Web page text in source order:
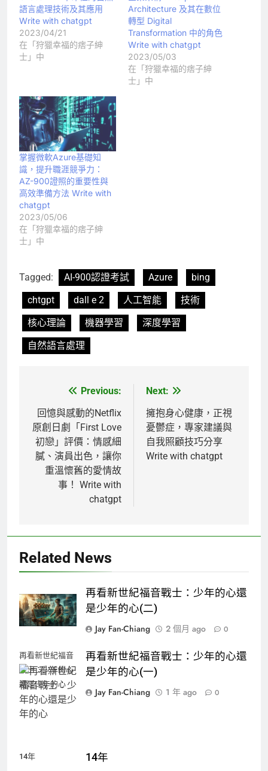
語言處理技術及其應用
Write with chatgpt
2023/04/21
在「狩獵幸福的痞子紳
士」中
Architecture 及其在數位
轉型 Digital
Transformation 中的角色
Write with chatgpt
2023/05/03
在「狩獵幸福的痞子紳
士」中
掌握微軟Azure基礎知
識，提升職涯競爭力：
AZ-900證照的重要性與
高效準備方法 Write with
chatgpt
2023/05/06
在「狩獵幸福的痞子紳
士」中
Tagged: AI-900認證考試 Azure
bing
chtgpt
dall e 2 人工智能
技術
核心理論
機器學習
深度學習
自然語言處理
章
導
覽
Previous:
回憶與感動的Netflix
原創日劇「First Love
初戀」評價：情感細
膩、演員出色，讓你
重溫懷舊的愛情故
事！ Write with
chatgpt
Next:
擁抱身心健康，正視
憂鬱症，專家建議與
自我照顧技巧分享
Write with chatgpt
Related News
再看新世紀福音戰士：少年的心還
是少年的心(二)
Jay Fan-Chiang
2 個月 ago 0
再看新世紀福音
戰士：少年的心
還是少年的心
再看新世紀福音戰士：少年的心還
是少年的心(一)
Jay Fan-Chiang
1 年 ago 0
14年
14年